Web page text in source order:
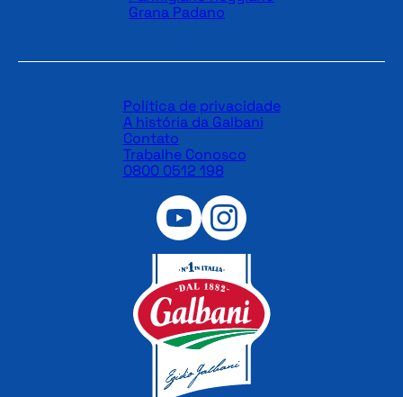
Grana Padano
Política de privacidade
A história da Galbani
Contato
Trabalhe Conosco
0800 0512 198